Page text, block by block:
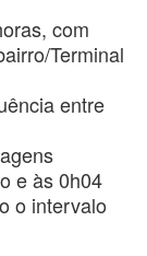
com
Terminal
entre
e às 0h04
o intervalo